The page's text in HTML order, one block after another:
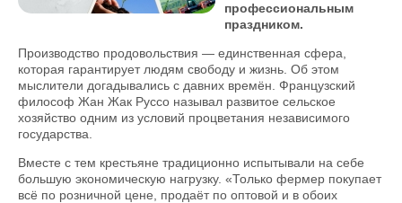
профессиональным
праздником​.
Производство продовольствия — единственная сфера,
которая гарантирует людям свободу и жизнь. Об этом
мыслители догадывались с давних времён. Французский
философ Жан Жак Руссо называл развитое сельское
хозяйство одним из условий процветания независимого
государства.
Вместе с тем крестьяне традиционно испытывали на себе
большую экономическую нагрузку. «Только фермер покупает
всё по розничной цене, продаёт по оптовой и в обоих